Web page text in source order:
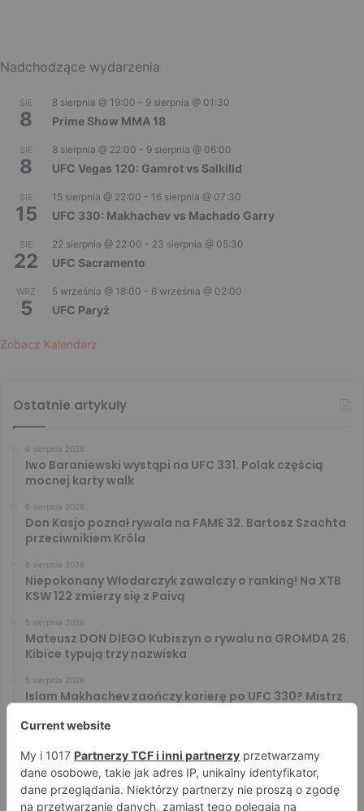
Nadchodzące wydarzenia
SIE
8
8 sierpnia @ 19:00 - 9 sierpnia @ 01:30
Prime Show MMA 18
SIE
8
8 sierpnia @ 22:00 - 9 sierpnia @ 06:00
UFC Vegas 120: Gamrot vs Salkilld
SIE
15
15 sierpnia @ 22:00 - 16 sierpnia @ 07:30
UFC 330: Makhachev vs Machado Garry
SIE
22
22 sierpnia @ 22:00 - 23 sierpnia @ 05:30
UFC Sacramento
WRZ
5
5 września @ 18:00 - 6 września @ 02:00
UFC Paryż
Zobacz Kalendarz
Ostatnie artykuły
6 sierpnia 2026
Iwo Baraniewski wystąpi na UFC 331. Polak częścią
mocnej karty walk
6 sierpnia 2026
Don Kasjo poznał rywala na FAME 32. Bartosz Szachta
przeciwnikiem Króla
6 sierpnia 2026
Niepokonany Włodarczyk zawalczy o ranking! Na XTB
KSW 122 zmierzy się z Paivą
5 sierpnia 2026
Mateusz DON DIEGO Kubiszyn o rywalu na GROMDA 26.
Kibice typują trzy nazwiska
5 sierpnia 2026
Islam Makhachev zaończy karierę po UFC 330? Mistrz
Tańcula nie gryzł się w język. Wymowna sugestia o
zachowaniu Jacka Murańskiego [VIDEO]
4 sierpnia 2026